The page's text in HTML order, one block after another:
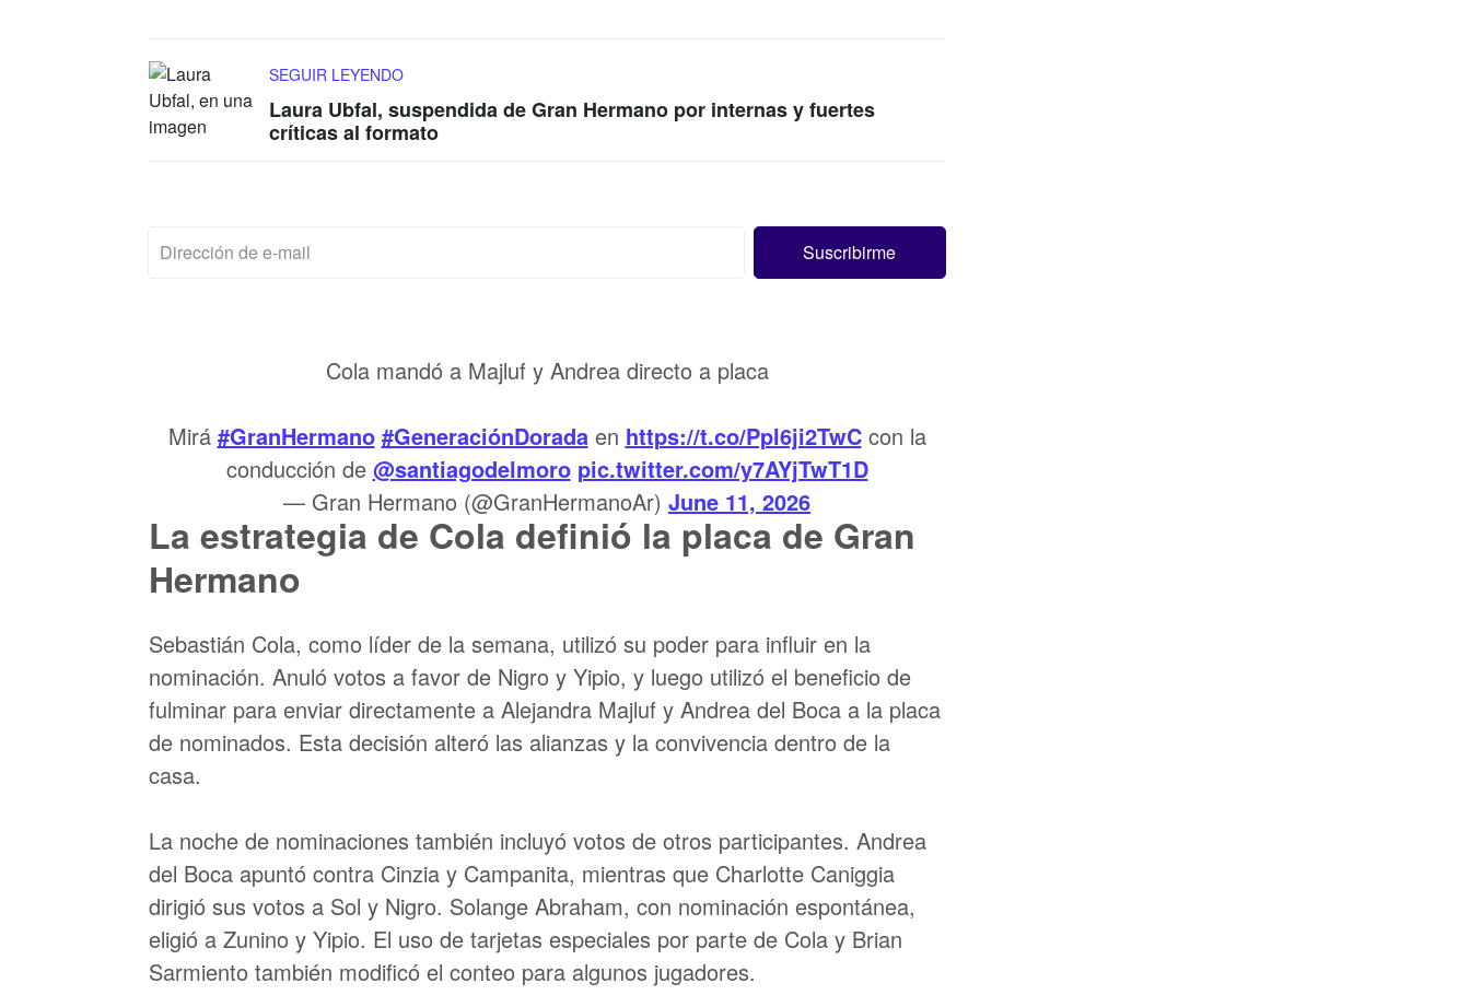
SEGUIR LEYENDO
Laura Ubfal, suspendida de Gran Hermano por internas y fuertes
críticas al formato
Cola mandó a Majluf y Andrea directo a placa
Mirá #GranHermano #GeneraciónDorada en https://t.co/Ppl6ji2TwCcon la
conducción de @santiagodelmoro pic.twitter.com/y7AYjTwT1D
— Gran Hermano (@GranHermanoAr) June 11, 2026
La estrategia de Cola definió la placa de Gran
Hermano
Sebastián Cola, como líder de la semana, utilizó su poder para influir en la
nominación. Anuló votos a favor de Nigro y Yipio, y luego utilizó el beneficio de
fulminar para enviar directamente a Alejandra Majluf y Andrea del Boca a la placa
de nominados. Esta decisión alteró las alianzas y la convivencia dentro de la
casa.
La noche de nominaciones también incluyó votos de otros participantes. Andrea
del Boca apuntó contra Cinzia y Campanita, mientras que Charlotte Caniggia
dirigió sus votos a Sol y Nigro. Solange Abraham, con nominación espontánea,
eligió a Zunino y Yipio. El uso de tarjetas especiales por parte de Cola y Brian
Sarmiento también modificó el conteo para algunos jugadores.